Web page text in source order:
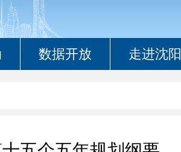
数据开放 走进沈阳